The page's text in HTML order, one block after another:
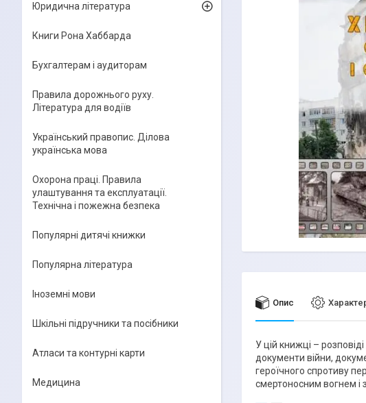
Опис
У цій книжці –
документи війни,
героїчного спротиву
смертоносним вогнем і
Юридична література
Книги Рона Хаббарда
Бухгалтерам і аудиторам
Правила дорожнього руху.
Література для водіїв
Український правопис. Ділова
українська мова
Охорона праці. Правила
улаштування та експлуатації.
Технічна і пожежна безпека
Популярні дитячі книжки
Популярна література
Іноземні мови
Шкільні підручники та посібники
Атласи та контурні карти
Медицина